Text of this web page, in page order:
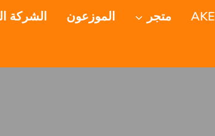
AKE متجر الموزعون الشركة